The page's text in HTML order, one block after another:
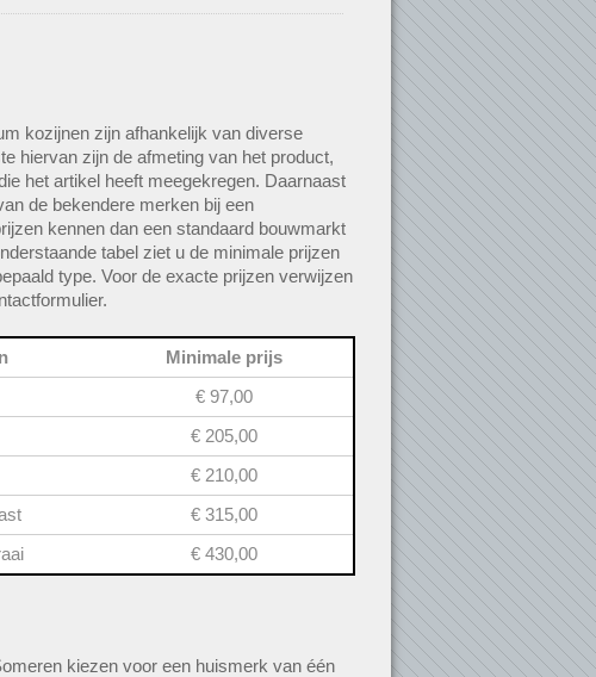
kozijnen zijn afhankelijk van diverse
hiervan zijn de afmeting van het product,
het artikel heeft meegekregen. Daarnaast
de bekendere merken bij een
kennen dan een standaard bouwmarkt
tabel ziet u de minimale prijzen
type. Voor de exacte prijzen verwijzen
Minimale prijs
€ 97,00
€ 205,00
€ 210,00
€ 315,00
€ 430,00
kiezen voor een huismerk van één